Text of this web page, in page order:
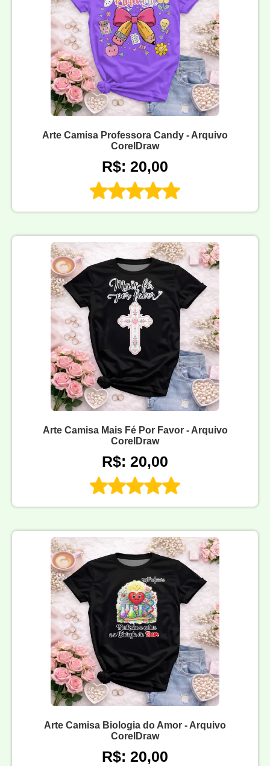
Arte Camisa Professora Candy - Arquivo
CorelDraw
R$: 20,00
Arte Camisa Mais Fé Por Favor - Arquivo
CorelDraw
R$: 20,00
Arte Camisa Biologia do Amor - Arquivo
CorelDraw
R$: 20,00